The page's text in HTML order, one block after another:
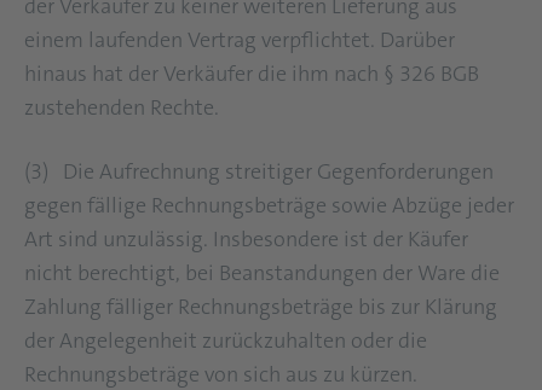
der Verkäufer zu keiner weiteren Lieferung aus
einem laufenden Vertrag verpflichtet. Darüber
hinaus hat der Verkäufer die ihm nach § 326 BGB
zustehenden Rechte.
(3) Die Aufrechnung streitiger Gegenforderungen
gegen fällige Rechnungsbeträge sowie Abzüge jeder
Art sind unzulässig. Insbesondere ist der Käufer
nicht berechtigt, bei Beanstandungen der Ware die
Zahlung fälliger Rechnungsbeträge bis zur Klärung
der Angelegenheit zurückzuhalten oder die
Rechnungsbeträge von sich aus zu kürzen.